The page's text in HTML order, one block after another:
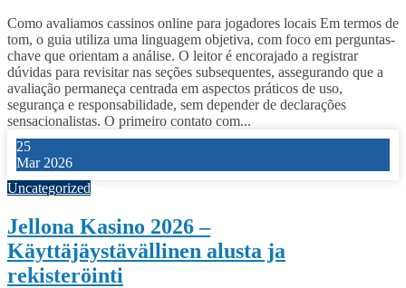
Como avaliamos cassinos online para jogadores locais Em termos de
tom, o guia utiliza uma linguagem objetiva, com foco em perguntas-
chave que orientam a análise. O leitor é encorajado a registrar
dúvidas para revisitar nas seções subsequentes, assegurando que a
avaliação permaneça centrada em aspectos práticos de uso,
segurança e responsabilidade, sem depender de declarações
sensacionalistas. O primeiro contato com...
25
Mar 2026
Uncategorized
Jellona Kasino 2026 –
Käyttäjäystävällinen alusta ja
rekisteröinti